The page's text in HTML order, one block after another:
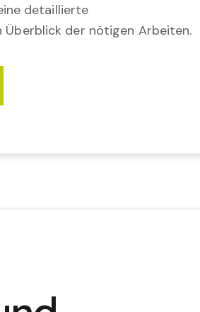
detaillierte
der nötigen Arbeiten.